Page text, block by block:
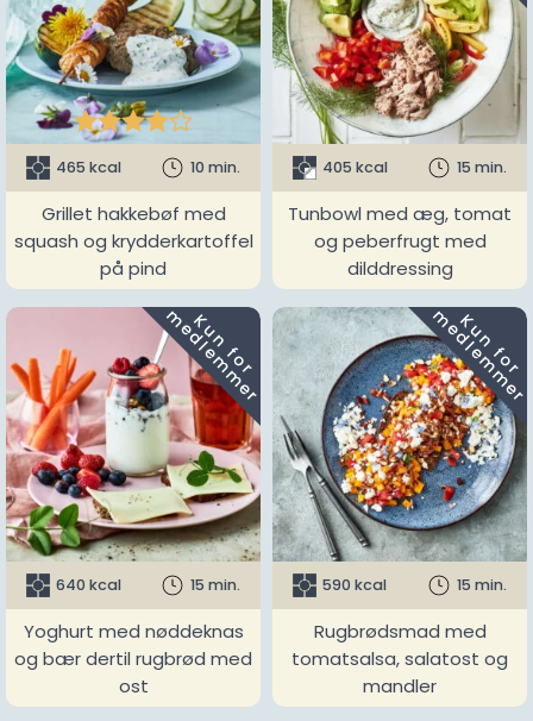

465 kcal 10 min.
Grillet hakkebøf med
squash og krydderkartoffel
på pind
405 kcal 15 min.
Tunbowl med æg, tomat
og peberfrugt med
dilddressing
K
u
n
f
o
r
m
e
d
l
e
m
m
e
r
640 kcal 15 min.
Yoghurt med nøddeknas
og bær dertil rugbrød med
ost
K
u
n
f
o
r
m
e
d
l
e
m
m
e
r
590 kcal 15 min.
Rugbrødsmad med
tomatsalsa, salatost og
mandler